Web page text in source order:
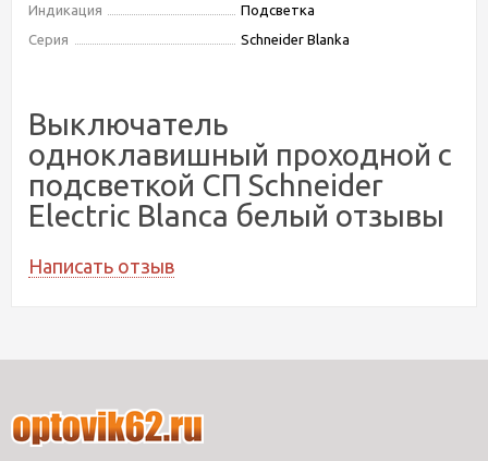
Индикация
Подсветка
Серия
Schneider Blanka
Выключатель
одноклавишный проходной с
подсветкой СП Schneider
Electric Blanca белый отзывы
Написать отзыв